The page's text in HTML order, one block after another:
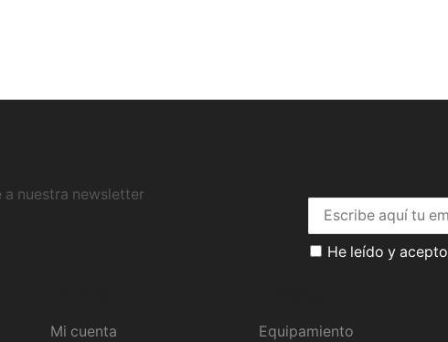
a nuestra newsletter
He leído y
Mi cuenta
Equipamiento